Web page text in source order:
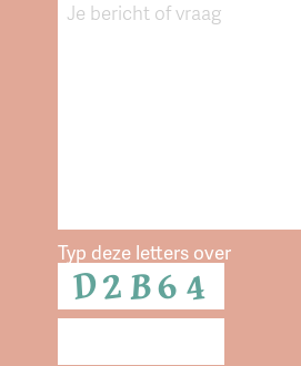
Typ deze letters over